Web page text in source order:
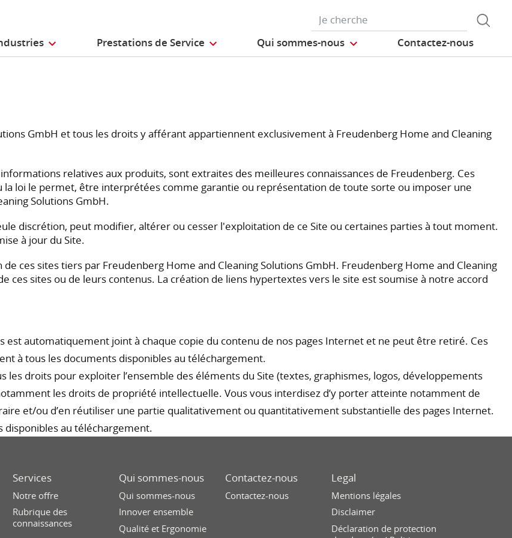
Prestations de Service Qui sommes-nous Contactez-nous
GmbH et tous les droits y afférant appartiennent exclusivement à Freudenberg Home and Cleaning
relatives aux produits, sont extraites des meilleures connaissances de Freudenberg. Ces
la loi le permet, être interprétées comme garantie ou représentation de toute sorte ou imposer une
Solutions GmbH.
discrétion, peut modifier, altérer ou cesser l'exploitation de ce Site ou certaines parties à tout moment.
à jour du Site.
ces sites tiers par Freudenberg Home and Cleaning Solutions GmbH. Freudenberg Home and Cleaning
ces sites ou de leurs contenus. La création de liens hypertextes vers le site est soumise à notre accord
automatiquement joint à chaque copie du contenu de nos pages Internet et ne peut être retiré. Ces
à tous les documents disponibles au téléchargement.
droits pour exploiter l’ensemble des éléments du Site (textes, graphismes, logos, développements
les droits de propriété intellectuelle. Vous vous interdisez d’y porter atteinte notamment de
et/ou d’en réutiliser une partie qualitativement ou quantitativement substantielle des pages Internet.
disponibles au téléchargement.
Services
Notre offre
Rubrique des
connaissances
Qui sommes-nous
Qui sommes-nous
Innover ensemble
Qualité et Ergonomie
Contactez-nous
Contactez-nous
Legal
Mentions légales
Disclaimer
Déclaration de protection